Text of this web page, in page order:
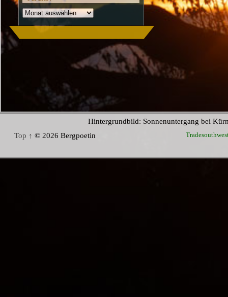
Archiv
Hintergrundbild: Sonnenuntergang bei
Top ↑ © 2026 Bergpoetin